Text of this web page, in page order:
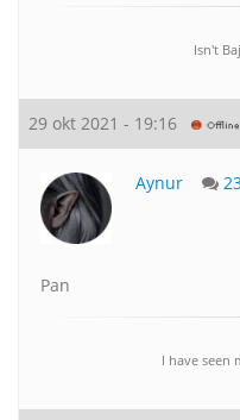
Isn't
29 okt 2021 - 19:16
Aynur
Pan
I have seen